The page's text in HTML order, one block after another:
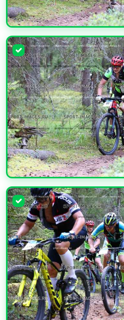
УВЕЛИЧИТЬ
УВЕЛИЧИТЬ